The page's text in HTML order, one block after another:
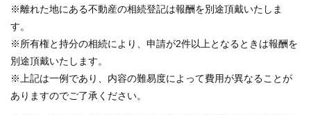
※離れた地にある不動産の相続登記は報酬を別途頂戴いたしま
す。
※所有権と持分の相続により、申請が2件以上となるときは報酬を
別途頂戴いたします。
※上記は一例であり、内容の難易度によって費用が異なることが
ありますのでご了承ください。